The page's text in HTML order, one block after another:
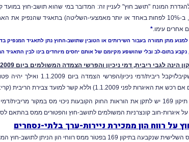
המונח "תושב חוץ" לעניין זה: המדובר במי שהוא תושב-חוץ במועד
את האג"ח (
אחרים עימו. *
מתן תמורה בעבור השירותים או הטובין שתושב-החוץ נתן לתאגיד
נקבע בתום-לב ובלי שהושפע מקיומם של אותם יחסים מיוחדים בינו לבין התאגיד
הינה לגבי ריבית, דמי ניכיון והפרשי הצמדה המשולמים ביום 1.1.2009 ואילך
מכאן, שמשקיע זר
קשר למועד צבירת הריבית (קרי: גם אם הריבית נצברה בשנת-המס 2008).
עוד נציין, כי בעקבות תיקון 169 יש לתקן את הוראות החוק הקובעות
איגרות-חוב קונצרניות המשולמים לתושב-חוץ והפטוּרים ממס בהתאם לסעיף 9(15ד)
על רווח הון ממכירת ניירות-ערך בלתי-נסחרים
שנקבעה בתיקון 169 בפטוֹר מ מס רווחי הון הניתן לתושב-חוץ